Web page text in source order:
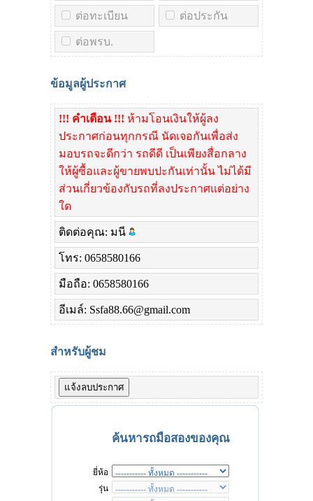
ต่อทะเบียน ต่อประกัน
ต่อพรบ.
ข้อมูลผู้ประกาศ
!!! คำเตือน !!! ห้ามโอนเงินให้ผู้ลง
ประกาศก่อนทุกกรณี นัดเจอกันเพื่อส่ง
มอบรถจะดีกว่า รถดีดี เป็นเพียงสื่อกลาง
ให้ผู้ซื้อและผู้ขายพบปะกันเท่านั้น ไม่ได้มี
ส่วนเกี่ยวข้องกับรถที่ลงประกาศแต่อย่าง
ใด
ติดต่อคุณ: มนี
โทร: 0658580166
มือถือ: 0658580166
อีเมล์: Ssfa88.66@gmail.com
สำหรับผู้ชม
ค้นหารถมือสองของคุณ
ยี่ห้อ
รุ่น